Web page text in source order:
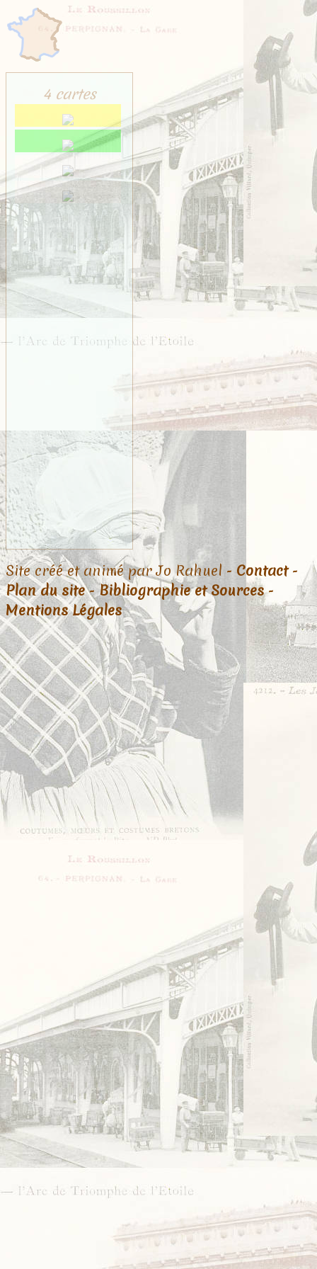
Saint-Ouen-des-Alleux
Saint-Père-Marc-en-
Poulet
Saint-Senoux
Saint-Servan
Saint-Suliac
Saint-Thurial
Saint-Énogat
Saint-Étienne-en-
Sens-de-Bretagne
Servon
Taillis
Thorigné
Vezin
VITRÉ
4 cartes
Site créé et animé par Jo Rahuel - Contact-
Plan du site-Bibliographie et Sources-
Mentions Légales